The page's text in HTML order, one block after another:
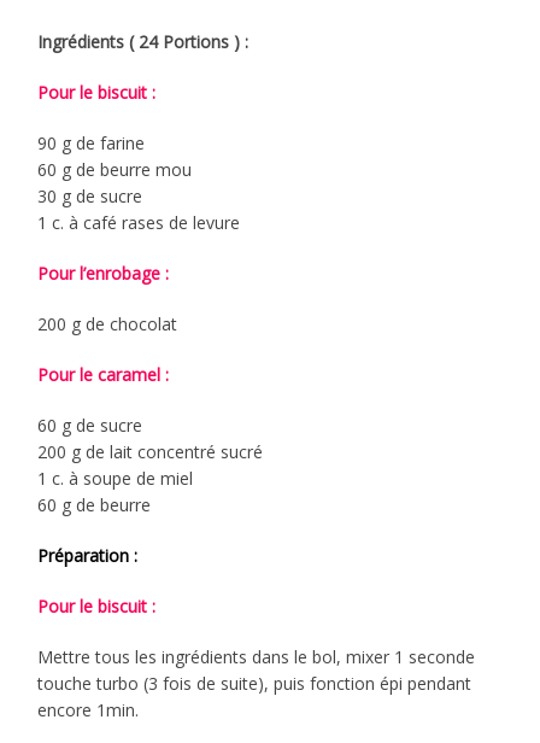
Ingrédients ( 24 Portions ) :
Pour le biscuit :
90 g de farine
60 g de beurre mou
30 g de sucre
1 c. à café rases de levure
Pour l’enrobage :
200 g de chocolat
Pour le caramel :
60 g de sucre
200 g de lait concentré sucré
1 c. à soupe de miel
60 g de beurre
Préparation :
Pour le biscuit :
Mettre tous les ingrédients dans le bol, mixer 1 seconde
touche turbo (3 fois de suite), puis fonction épi pendant
encore 1min.